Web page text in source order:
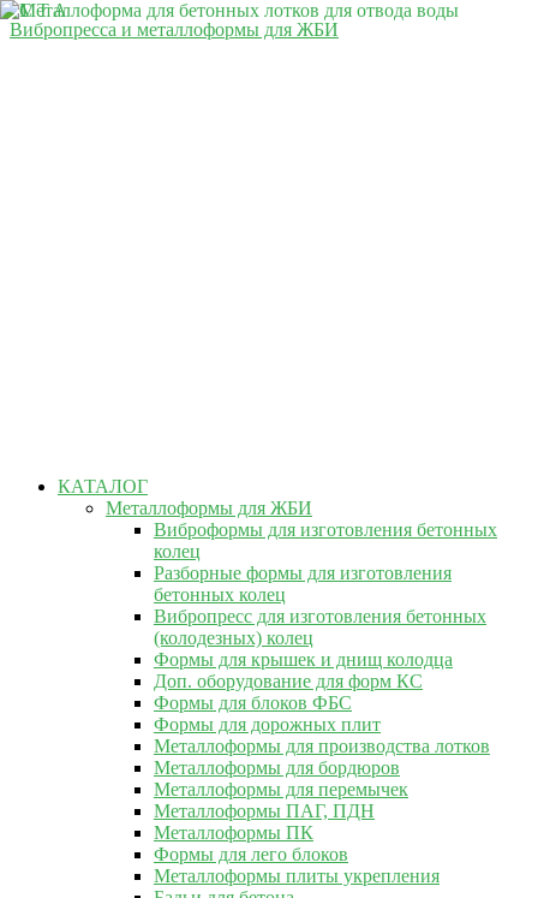
Вибропресса и металлоформы для ЖБИ
КАТАЛОГ
Металлоформы для ЖБИ
Виброформы для изготовления бетонных
колец
Разборные формы для изготовления
бетонных колец
Вибропресс для изготовления бетонных
(колодезных) колец
Формы для крышек и днищ колодца
Доп. оборудование для форм КС
Формы для блоков ФБС
Формы для дорожных плит
Металлоформы для производства лотков
Металлоформы для бордюров
Металлоформы для перемычек
Металлоформы ПАГ, ПДН
Металлоформы ПК
Формы для лего блоков
Металлоформы плиты укрепления